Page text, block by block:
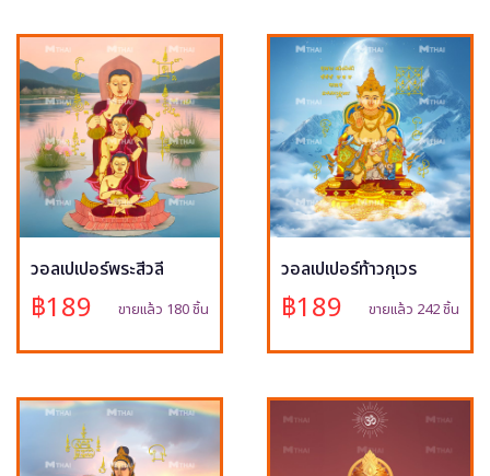
วอลเปเปอร์พระสีวลี
฿189 ขายแล้ว 180 ชิ้น
วอลเปเปอร์ท้าวกุเวร
฿189 ขายแล้ว 242 ชิ้น